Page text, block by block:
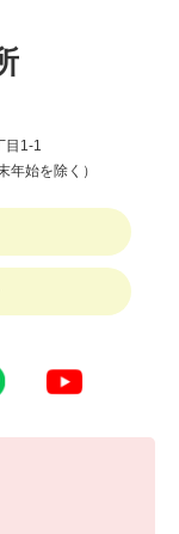
目1-1
年始を除く）